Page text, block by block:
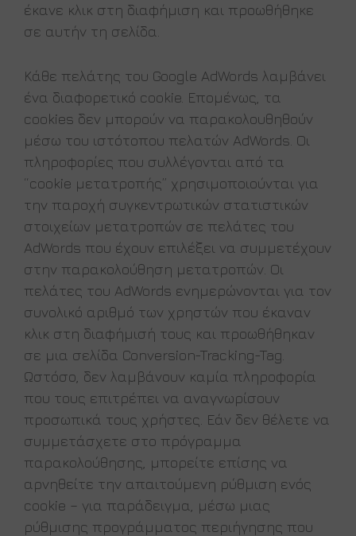
έκανε κλικ στη διαφήμιση και προωθήθηκε
σε αυτήν τη σελίδα.
Κάθε πελάτης του Google AdWords λαμβάνει
ένα διαφορετικό cookie. Επομένως, τα
cookies δεν μπορούν να παρακολουθηθούν
μέσω του ιστότοπου πελατών AdWords. Οι
πληροφορίες που συλλέγονται από τα
“cookie μετατροπής” χρησιμοποιούνται για
την παροχή συγκεντρωτικών στατιστικών
στοιχείων μετατροπών σε πελάτες του
AdWords που έχουν επιλέξει να συμμετέχουν
στην παρακολούθηση μετατροπών. Οι
πελάτες του AdWords ενημερώνονται για τον
συνολικό αριθμό των χρηστών που έκαναν
κλικ στη διαφήμισή τους και προωθήθηκαν
σε μια σελίδα Conversion-Tracking-Tag.
Ωστόσο, δεν λαμβάνουν καμία πληροφορία
που τους επιτρέπει να αναγνωρίσουν
προσωπικά τους χρήστες. Εάν δεν θέλετε να
συμμετάσχετε στο πρόγραμμα
παρακολούθησης, μπορείτε επίσης να
αρνηθείτε την απαιτούμενη ρύθμιση ενός
cookie – για παράδειγμα, μέσω μιας
ρύθμισης προγράμματος περιήγησης που